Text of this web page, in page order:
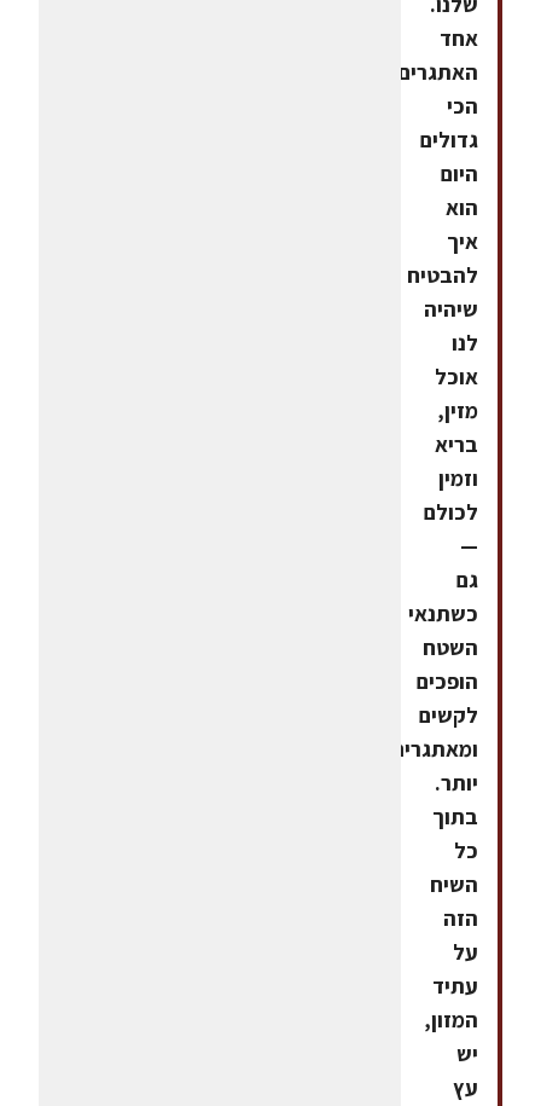
אחד
האתגרים
הכי
גדולים
היום
הוא
איך
להבטיח
שיהיה
לנו
אוכל
מזין,
בריא
וזמין
לכולם
—
גם
כשתנאי
השטח
הופכים
לקשים
ומאתגרים
יותר.
בתוך
כל
השיח
הזה
על
עתיד
המזון,
יש
עץ